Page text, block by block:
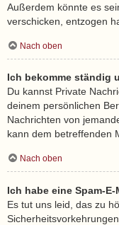
Außerdem könnte es
verschicken, entzogen
Nach oben
Ich bekomme ständig
Du kannst Private
deinem persönlichen
Nachrichten von
kann dem betreffenden
Nach oben
Ich habe eine Spam-
Es tut uns leid, das zu